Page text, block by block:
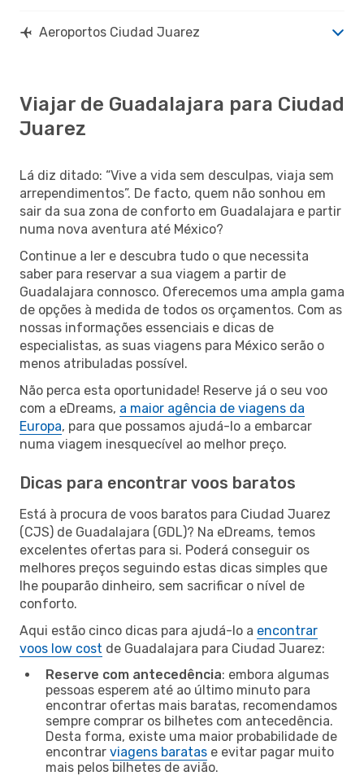
Aeroportos Ciudad Juarez
Viajar de Guadalajara para Ciudad
Juarez
Lá diz ditado: “Vive a vida sem desculpas, viaja sem
arrependimentos”. De facto, quem não sonhou em
sair da sua zona de conforto em Guadalajara e partir
numa nova aventura até México?
Continue a ler e descubra tudo o que necessita
saber para reservar a sua viagem a partir de
Guadalajara connosco. Oferecemos uma ampla gama
de opções à medida de todos os orçamentos. Com as
nossas informações essenciais e dicas de
especialistas, as suas viagens para México serão o
menos atribuladas possível.
Não perca esta oportunidade! Reserve já o seu voo
com a eDreams, a maior agência de viagens da
Europa, para que possamos ajudá-lo a embarcar
numa viagem inesquecível ao melhor preço.
Dicas para encontrar voos baratos
Está à procura de voos baratos para Ciudad Juarez
(CJS) de Guadalajara (GDL)? Na eDreams, temos
excelentes ofertas para si. Poderá conseguir os
melhores preços seguindo estas dicas simples que
lhe pouparão dinheiro, sem sacrificar o nível de
conforto.
Aqui estão cinco dicas para ajudá-lo a encontrar
voos low cost de Guadalajara para Ciudad Juarez:
Reserve com antecedência: embora algumas
pessoas esperem até ao último minuto para
encontrar ofertas mais baratas, recomendamos
sempre comprar os bilhetes com antecedência.
Desta forma, existe uma maior probabilidade de
encontrar viagens baratas e evitar pagar muito
mais pelos bilhetes de avião.